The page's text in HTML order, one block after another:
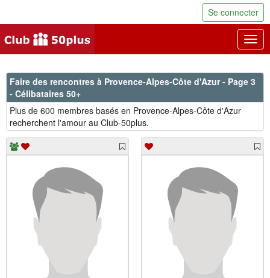
Se connecter
Faire des rencontres à Provence-Alpes-Côte d'Azur - Page 3
- Célibataires 50+
Plus de 600 membres basés en Provence-Alpes-Côte d'Azur
recherchent l'amour au Club-50plus.